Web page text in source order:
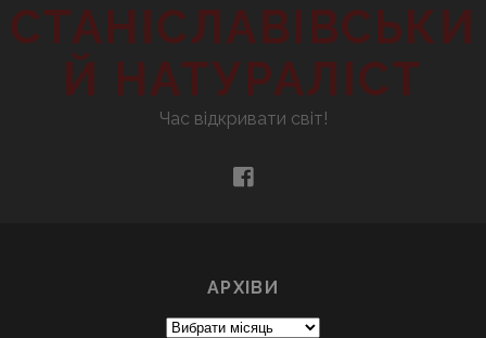
СТАНІСЛАВІВСЬКИ
Й НАТУРАЛІСТ
Час відкривати світ!
facebook
АРХІВИ
Архіви